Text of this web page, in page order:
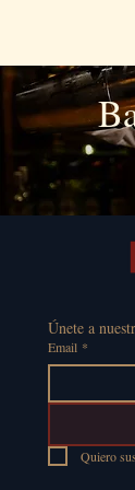
Únete a
Email *
Quiero